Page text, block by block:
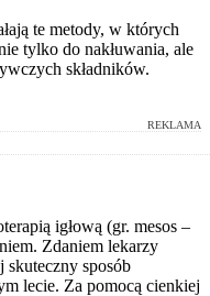
te metody, w których
tylko do nakłuwania, ale
składników.
REKLAMA
igłową (gr. mesos –
Zdaniem lekarzy
skuteczny sposób
lecie. Za pomocą cienkiej